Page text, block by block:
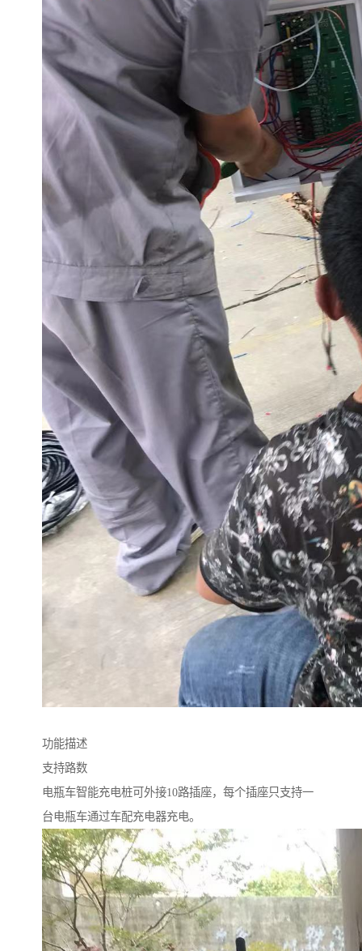
功能描述
支持路数
电瓶车智能充电桩可外接10路插座，每个插座只支持一
台电瓶车通过车配充电器充电。